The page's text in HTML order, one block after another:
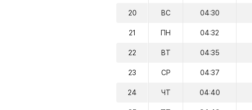
20 ВС 04:30
21 ПН 04:32
22 ВТ 04:35
23 СР 04:37
24 ЧТ 04:40